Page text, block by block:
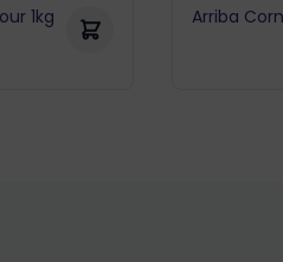
1kg
Arriba